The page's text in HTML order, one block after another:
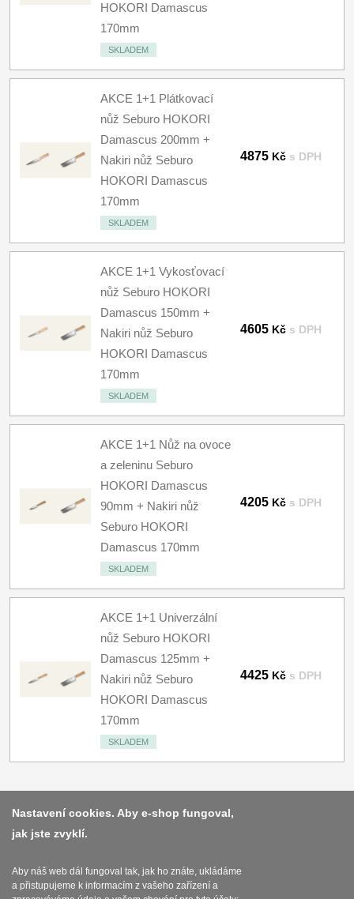
HOKORI Damascus
170mm
SKLADEM
AKCE 1+1 Plátkovací
nůž Seburo HOKORI
Damascus 200mm +
Nakiri nůž Seburo
HOKORI Damascus
170mm
SKLADEM
4875 Kč s DPH
AKCE 1+1 Vykosťovací
nůž Seburo HOKORI
Damascus 150mm +
Nakiri nůž Seburo
HOKORI Damascus
170mm
SKLADEM
4605 Kč s DPH
AKCE 1+1 Nůž na ovoce
a zeleninu Seburo
HOKORI Damascus
90mm + Nakiri nůž
Seburo HOKORI
Damascus 170mm
SKLADEM
4205 Kč s DPH
AKCE 1+1 Univerzální
nůž Seburo HOKORI
Damascus 125mm +
Nakiri nůž Seburo
HOKORI Damascus
170mm
SKLADEM
4425 Kč s DPH
Platba a dodávka
Obchodní podmínky
Nastavení cookies. Aby e-shop fungoval,
jak jste zvyklí.
Aby náš web dál fungoval tak, jak ho znáte, ukládáme
a přistupujeme k informacím z vašeho zařízení a